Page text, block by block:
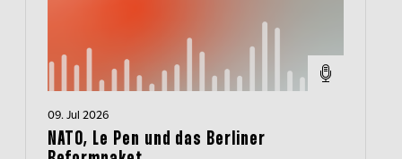
09. Jul 2026
NATO, Le Pen und das Berliner